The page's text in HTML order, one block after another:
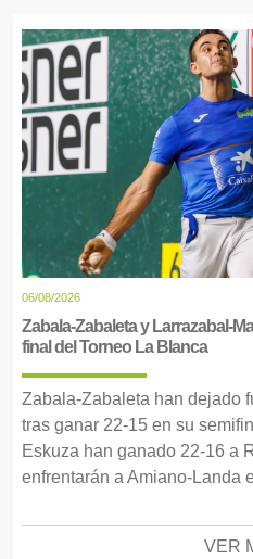
06/08/2026
Zabala-Zabaleta y Larrazabal-
final del Torneo La Blanca
Zabala-Zabaleta han dejado
tras ganar 22-15 en su
Eskuza han ganado 22-16 a
enfrentarán a Amiano-Landa
VER